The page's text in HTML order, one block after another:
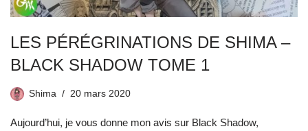
LES PÉRÉGRINATIONS DE SHIMA –
BLACK SHADOW TOME 1
Shima 20 mars 2020
Aujourd’hui, je vous donne mon avis sur Black Shadow,